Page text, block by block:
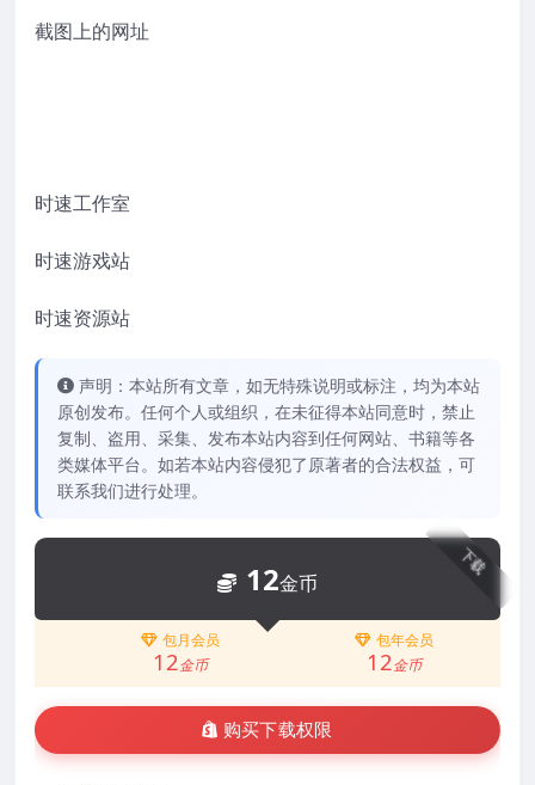
截图上的网址
时速工作室
时速游戏站
时速资源站
声明：本站所有文章，如无特殊说明或标注，均为本站
原创发布。任何个人或组织，在未征得本站同意时，禁止
复制、盗用、采集、发布本站内容到任何网站、书籍等各
类媒体平台。如若本站内容侵犯了原著者的合法权益，可
联系我们进行处理。
下载
12金币
包月会员
12金币
包年会员
12金币
购买下载权限